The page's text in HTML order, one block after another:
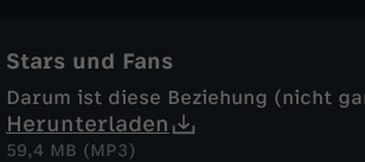
Stars und Fans
Darum ist diese Beziehung (nicht
Herunterladen
59,4 MB (MP3)